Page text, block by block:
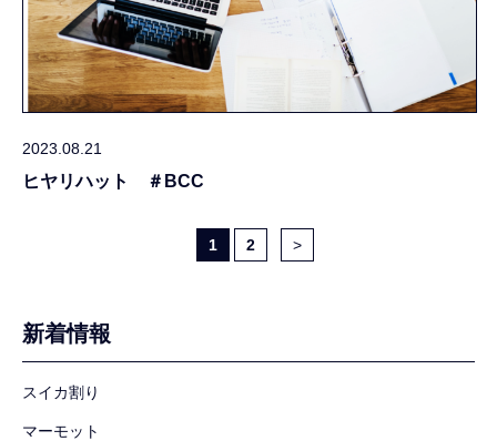
2023.08.21
ヒヤリハット ＃BCC
1 2
新着情報
スイカ割り
マーモット